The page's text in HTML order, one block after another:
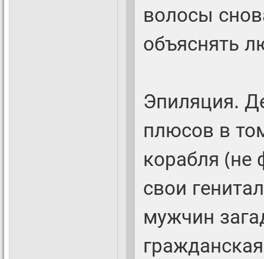
волосы
объяснять
Эпиляция.
плюсов в
корабля (не
свои
мужчин
гражданская